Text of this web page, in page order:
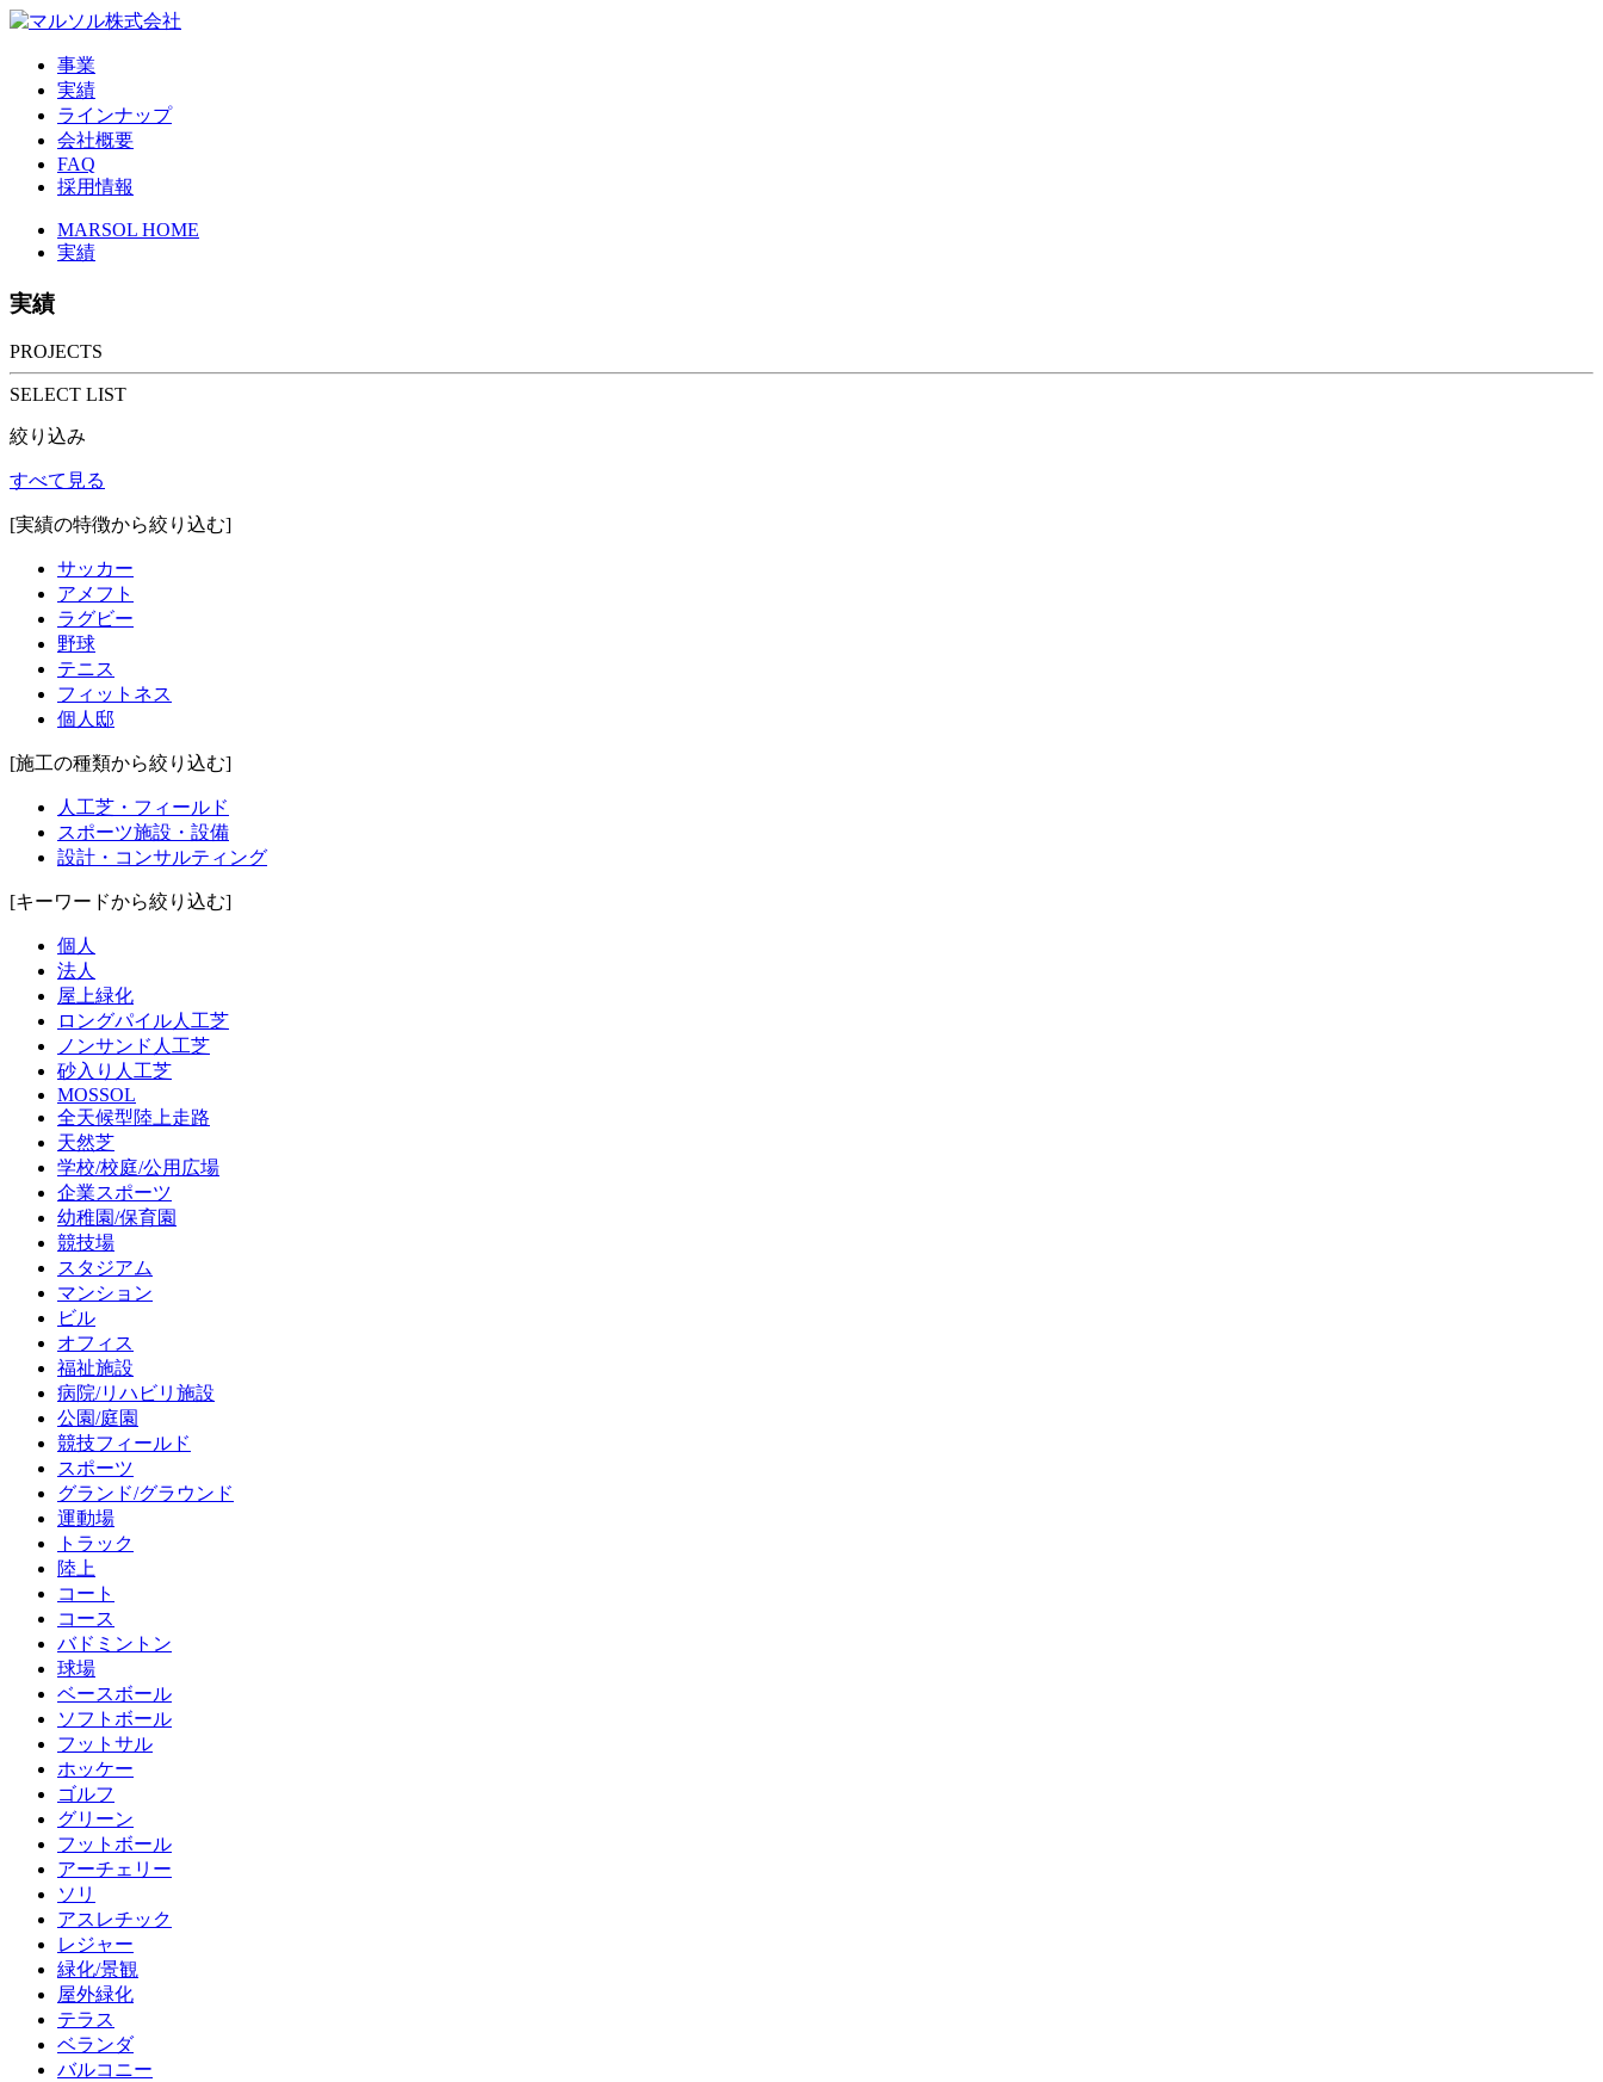
事業
実績
ラインナップ
会社概要
FAQ
採用情報
MARSOL HOME
実績
実績
PROJECTS
SELECT LIST
絞り込み
すべて見る
[実績の特徴から絞り込む]
サッカー
アメフト
ラグビー
野球
テニス
フィットネス
個人邸
[施工の種類から絞り込む]
人工芝・フィールド
スポーツ施設・設備
設計・コンサルティング
[キーワードから絞り込む]
個人
法人
屋上緑化
ロングパイル人工芝
ノンサンド人工芝
砂入り人工芝
MOSSOL
全天候型陸上走路
天然芝
学校/校庭/公用広場
企業スポーツ
幼稚園/保育園
競技場
スタジアム
マンション
ビル
オフィス
福祉施設
病院/リハビリ施設
公園/庭園
競技フィールド
スポーツ
グランド/グラウンド
運動場
トラック
陸上
コート
コース
バドミントン
球場
ベースボール
ソフトボール
フットサル
ホッケー
ゴルフ
グリーン
フットボール
アーチェリー
ソリ
アスレチック
レジャー
緑化/景観
屋外緑化
テラス
ベランダ
バルコニー